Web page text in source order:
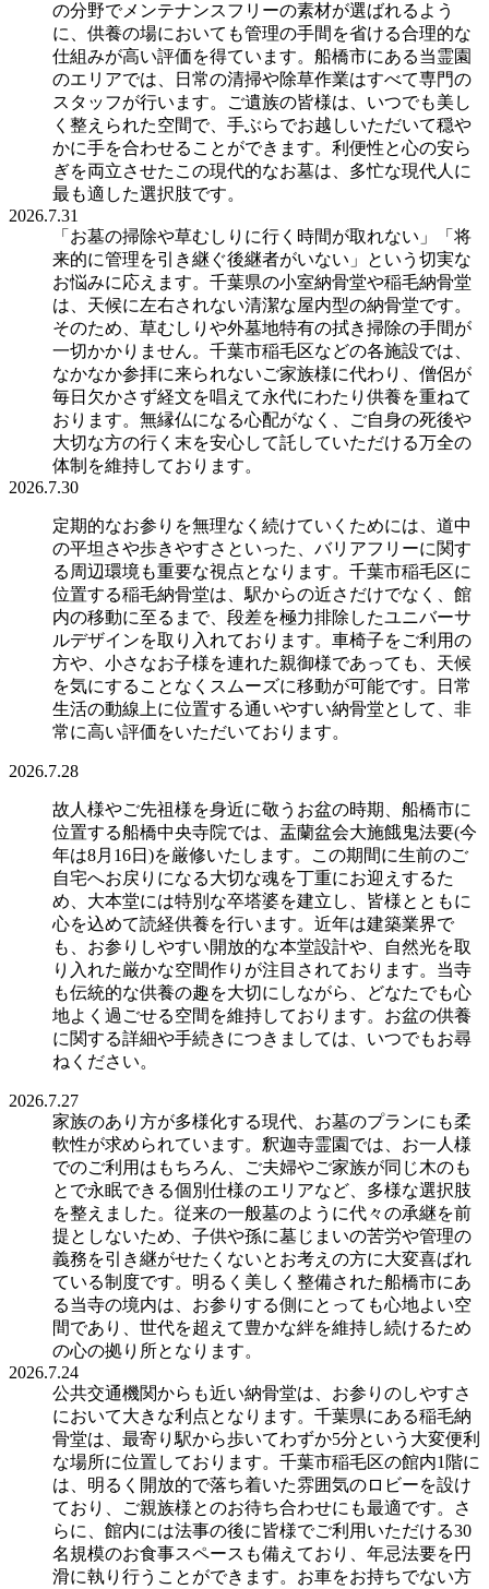
の分野でメンテナンスフリーの素材が選ばれるよう
に、供養の場においても管理の手間を省ける合理的な
仕組みが高い評価を得ています。船橋市にある当霊園
のエリアでは、日常の清掃や除草作業はすべて専門の
スタッフが行います。ご遺族の皆様は、いつでも美し
く整えられた空間で、手ぶらでお越しいただいて穏や
かに手を合わせることができます。利便性と心の安ら
ぎを両立させたこの現代的なお墓は、多忙な現代人に
最も適した選択肢です。
2026.7.31
「お墓の掃除や草むしりに行く時間が取れない」「将
来的に管理を引き継ぐ後継者がいない」という切実な
お悩みに応えます。千葉県の小室納骨堂や稲毛納骨堂
は、天候に左右されない清潔な屋内型の納骨堂です。
そのため、草むしりや外墓地特有の拭き掃除の手間が
一切かかりません。千葉市稲毛区などの各施設では、
なかなか参拝に来られないご家族様に代わり、僧侶が
毎日欠かさず経文を唱えて永代にわたり供養を重ねて
おります。無縁仏になる心配がなく、ご自身の死後や
大切な方の行く末を安心して託していただける万全の
体制を維持しております。
2026.7.30
定期的なお参りを無理なく続けていくためには、道中
の平坦さや歩きやすさといった、バリアフリーに関す
る周辺環境も重要な視点となります。千葉市稲毛区に
位置する稲毛納骨堂は、駅からの近さだけでなく、館
内の移動に至るまで、段差を極力排除したユニバーサ
ルデザインを取り入れております。車椅子をご利用の
方や、小さなお子様を連れた親御様であっても、天候
を気にすることなくスムーズに移動が可能です。日常
生活の動線上に位置する通いやすい納骨堂として、非
常に高い評価をいただいております。
2026.7.28
故人様やご先祖様を身近に敬うお盆の時期、船橋市に
位置する船橋中央寺院では、盂蘭盆会大施餓鬼法要(今
年は8月16日)を厳修いたします。この期間に生前のご
自宅へお戻りになる大切な魂を丁重にお迎えするた
め、大本堂には特別な卒塔婆を建立し、皆様とともに
心を込めて読経供養を行います。近年は建築業界で
も、お参りしやすい開放的な本堂設計や、自然光を取
り入れた厳かな空間作りが注目されております。当寺
も伝統的な供養の趣を大切にしながら、どなたでも心
地よく過ごせる空間を維持しております。お盆の供養
に関する詳細や手続きにつきましては、いつでもお尋
ねください。
2026.7.27
家族のあり方が多様化する現代、お墓のプランにも柔
軟性が求められています。釈迦寺霊園では、お一人様
でのご利用はもちろん、ご夫婦やご家族が同じ木のも
とで永眠できる個別仕様のエリアなど、多様な選択肢
を整えました。従来の一般墓のように代々の承継を前
提としないため、子供や孫に墓じまいの苦労や管理の
義務を引き継がせたくないとお考えの方に大変喜ばれ
ている制度です。明るく美しく整備された船橋市にあ
る当寺の境内は、お参りする側にとっても心地よい空
間であり、世代を超えて豊かな絆を維持し続けるため
の心の拠り所となります。
2026.7.24
公共交通機関からも近い納骨堂は、お参りのしやすさ
において大きな利点となります。千葉県にある稲毛納
骨堂は、最寄り駅から歩いてわずか5分という大変便利
な場所に位置しております。千葉市稲毛区の館内1階に
は、明るく開放的で落ち着いた雰囲気のロビーを設け
ており、ご親族様とのお待ち合わせにも最適です。さ
らに、館内には法事の後に皆様でご利用いただける30
名規模のお食事スペースも備えており、年忌法要を円
滑に執り行うことができます。お車をお持ちでない方